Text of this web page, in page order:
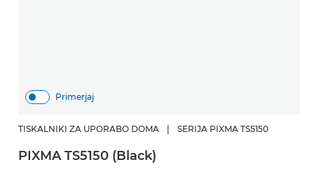
Primerjaj
TISKALNIKI ZA UPORABO DOMA SERIJA PIXMA TS5150
PIXMA TS5150 (Black)